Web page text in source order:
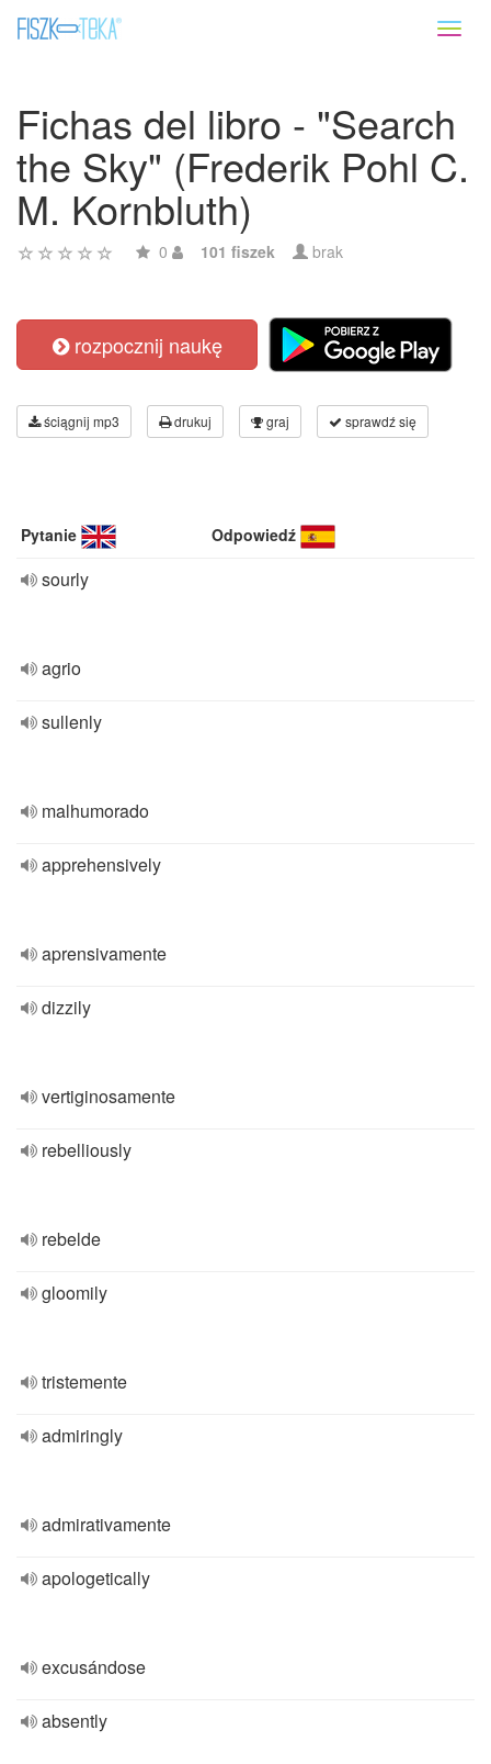
Fichas del libro - "Search
the Sky" (Frederik Pohl C.
M. Kornbluth)
0 101 fiszek brak
rozpocznij naukę
ściągnij mp3 drukuj graj sprawdź się
Pytanie Odpowiedź
sourly
agrio
sullenly
malhumorado
apprehensively
aprensivamente
dizzily
vertiginosamente
rebelliously
rebelde
gloomily
tristemente
admiringly
admirativamente
apologetically
excusándose
absently